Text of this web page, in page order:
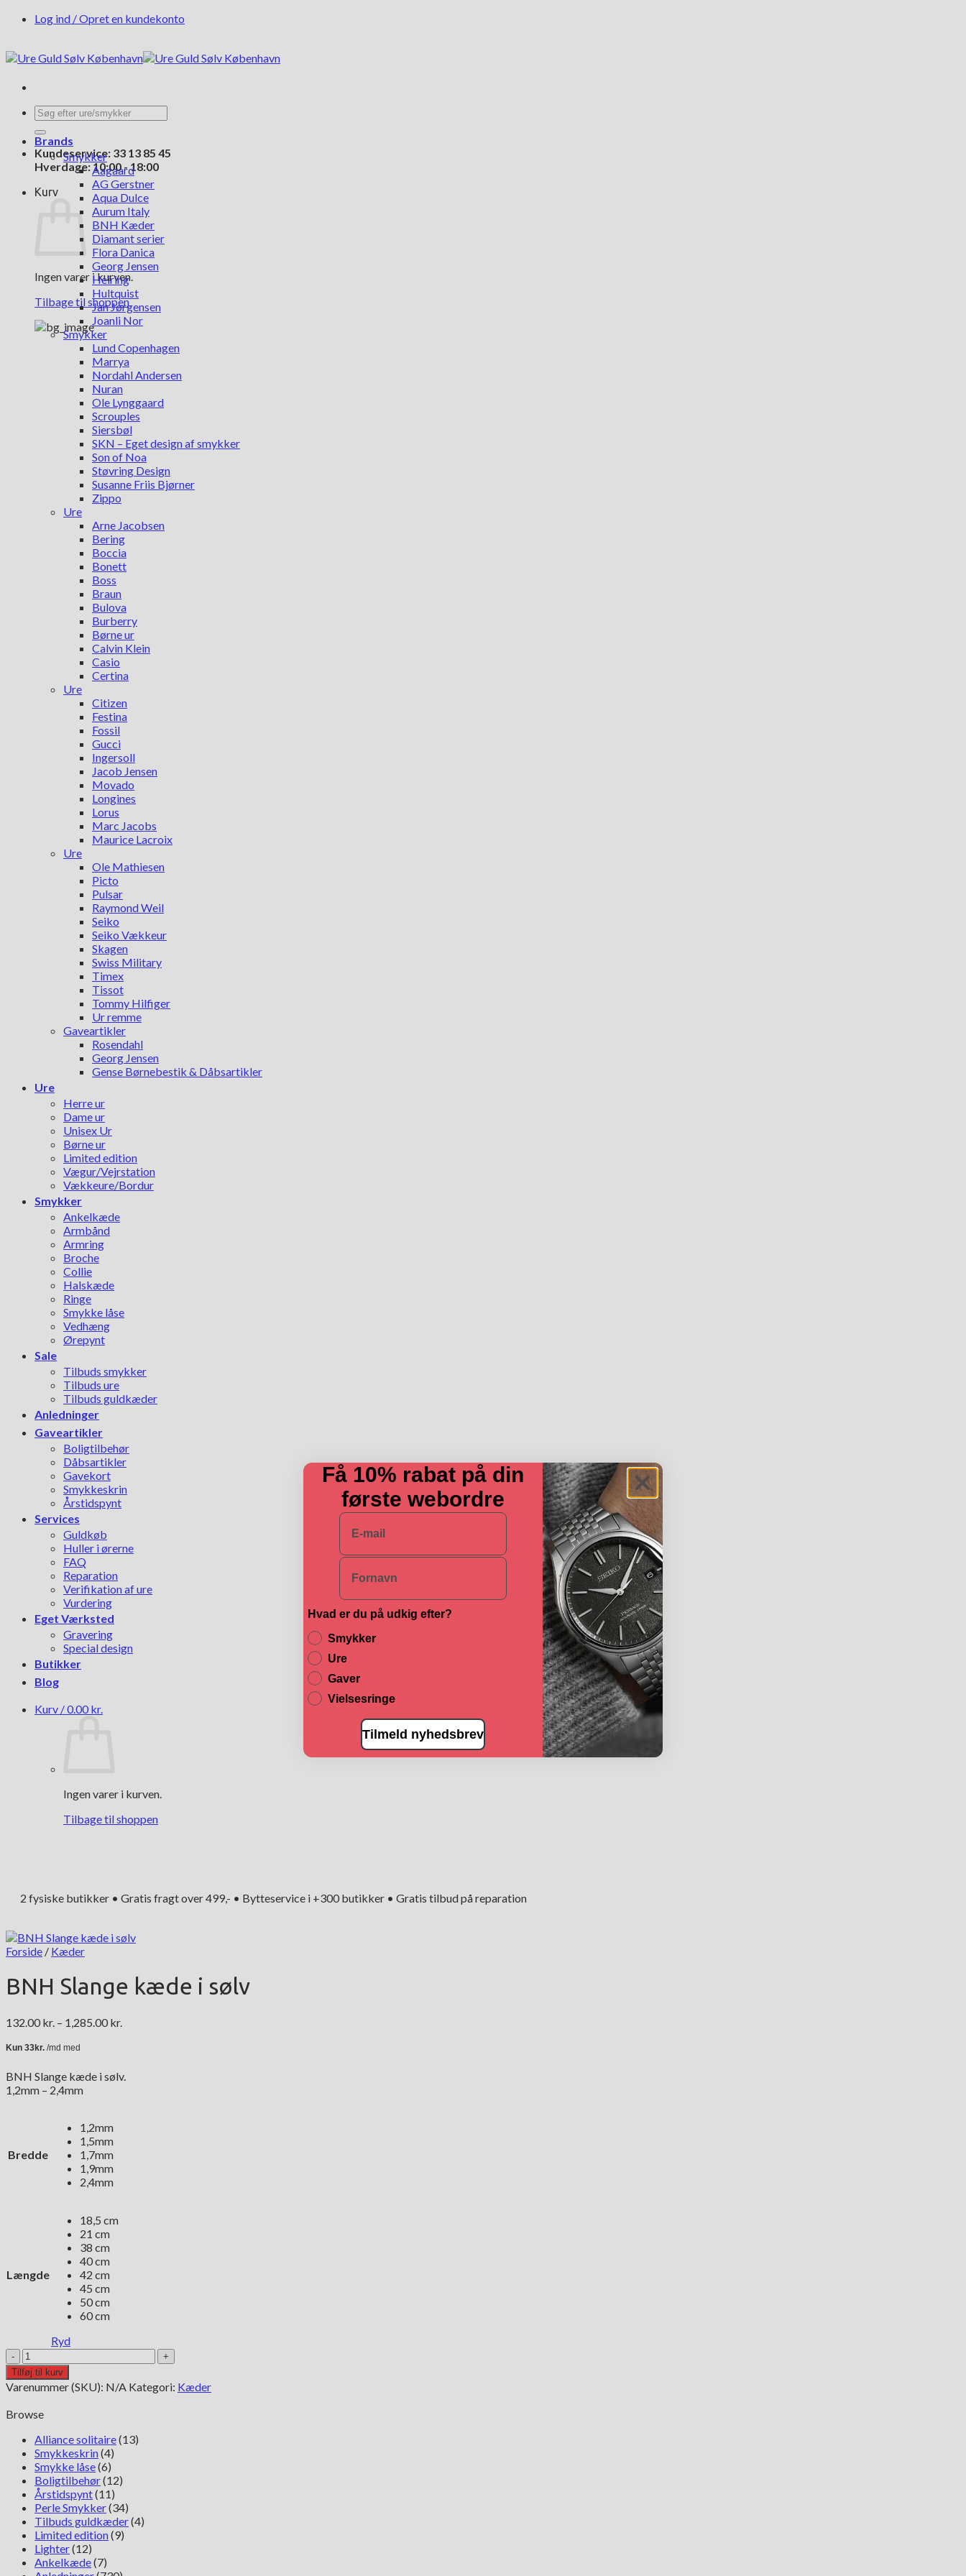
FortsætLog ind / Opret en kundekonto
Søg
efter:
Kundeservice: 33 13 85 45
Hverdage: 10:00 - 18:00
Kurv
Ingen varer i kurven.
Tilbage til shoppen
Brands
Smykker
Aagaard
AG Gerstner
Aqua Dulce
Aurum Italy
BNH Kæder
Diamant serier
Flora Danica
Georg Jensen
Heiring
Hultquist
Jan Jørgensen
Joanli Nor
Smykker
Lund Copenhagen
Marrya
Nordahl Andersen
Nuran
Ole Lynggaard
Scrouples
Siersbøl
SKN – Eget design af smykker
Son of Noa
Støvring Design
Susanne Friis Bjørner
Zippo
Ure
Arne Jacobsen
Bering
Boccia
Bonett
Boss
Braun
Bulova
Burberry
Børne ur
Calvin Klein
Casio
Certina
Ure
Citizen
Festina
Fossil
Gucci
Ingersoll
Jacob Jensen
Movado
Longines
Lorus
Marc Jacobs
Maurice Lacroix
Ure
Ole Mathiesen
Picto
Pulsar
Raymond Weil
Seiko
Seiko Vækkeur
Skagen
Swiss Military
Timex
Tissot
Tommy Hilfiger
Ur remme
Gaveartikler
Rosendahl
Georg Jensen
Gense Børnebestik & Dåbsartikler
Ure
Herre ur
Dame ur
Unisex Ur
Børne ur
Limited edition
Vægur/Vejrstation
Vækkeure/Bordur
Smykker
Ankelkæde
Armbånd
Armring
Broche
Collie
Halskæde
Ringe
Smykke låse
Vedhæng
Ørepynt
Sale
Tilbuds smykker
Tilbuds ure
Tilbuds guldkæder
Anledninger
Gaveartikler
Boligtilbehør
Dåbsartikler
Gavekort
Smykkeskrin
Årstidspynt
Services
Guldkøb
Huller i ørerne
FAQ
Reparation
Verifikation af ure
Vurdering
Eget Værksted
Gravering
Special design
Butikker
Blog
Kurv /0.00 kr.
Ingen varer i kurven.
Tilbage til shoppen
2 fysiske butikker • Gratis fragt over 499,- • Bytteservice i +300 butikker • Gratis tilbud på reparation
Forside / Kæder
BNH Slange kæde i sølv
132.00 kr. – 1,285.00 kr.
BNH Slange kæde i sølv.
1,2mm – 2,4mm
Bredde
1,2mm
1,5mm
1,7mm
1,9mm
2,4mm
Længde
18,5 cm
21 cm
38 cm
40 cm
42 cm
45 cm
50 cm
60 cm
Ryd
BNH
Slange
kæde
i
antal
Tilføj til kurv
Varenummer (SKU): N/A Kategori: Kæder
Browse
Alliance solitaire(13)
Smykkeskrin(4)
Smykke låse(6)
Boligtilbehør(12)
Årstidspynt(11)
Perle Smykker(34)
Tilbuds guldkæder(4)
Limited edition(9)
Lighter(12)
Ankelkæde(7)
Få 10% rabat på din
første webordre
E-mail
Navn
Hvad er du på udkig efter?
Smykker
Ure
Gaver
Vielsesringe
Tilmeld nyhedsbrev